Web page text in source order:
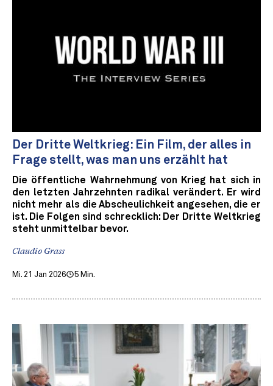
Der Dritte Weltkrieg: Ein Film, der alles in
Frage stellt, was man uns erzählt hat
Die öffentliche Wahrnehmung von Krieg hat sich in
den letzten Jahrzehnten radikal verändert. Er wird
nicht mehr als die Abscheulichkeit angesehen, die er
ist. Die Folgen sind schrecklich: Der Dritte Weltkrieg
steht unmittelbar bevor.
Claudio Grass
Mi. 21 Jan 2026 5 Min.